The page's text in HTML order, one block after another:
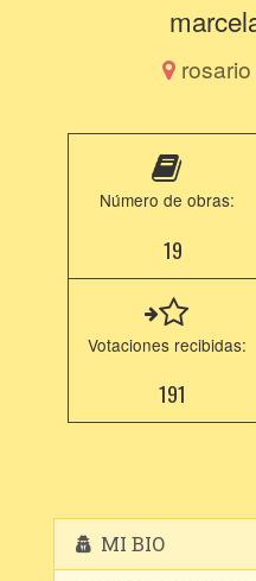
rosario
Número de obras:
19
Votaciones recibidas:
191
MI BIO